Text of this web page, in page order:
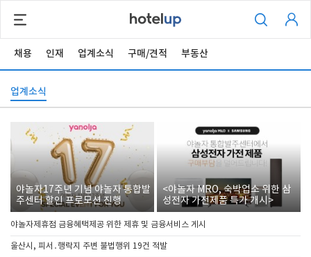
채용 인재 업계소식 구매/견적 부동산
업계소식
야놀자17주년 기념 야놀자 통합발
주센터 할인 프로모션 진행
<야놀자 MRO, 숙박업소 위한 삼
성전자 가전제품 특가 개시>
야놀자제휴점 금융혜택제공 위한 제휴 및 금융서비스 게시
울산시, 피서․행락지 주변 불법행위 19건 적발